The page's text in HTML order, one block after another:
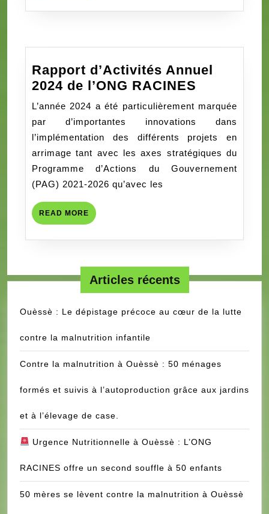
mal
Rapport d’Activités Annuel
2024 de l’ONG RACINES
d’Activités
Annuel
2024
de
l’ONG
L’année 2024 a été particulièrement marquée
par d’importantes innovations dans
l’implémentation des différents projets en
arrimage tant avec les axes stratégiques du
Programme d’Actions du Gouvernement
(PAG) 2021-2026 qu’avec les
READ MORE READ
MORE
Articles récents
Ouèssè : Le dépistage précoce au cœur de la lutte
contre la malnutrition infantile
Contre la malnutrition à Ouèssè : 50 ménages
formés et suivis à l’autoproduction grâce aux jardins
et à l’élevage de case.
Urgence Nutritionnelle à Ouèssè : L’ONG
RACINES offre un second souffle à 50 enfants
50 mères se lèvent contre la malnutrition à Ouèssè